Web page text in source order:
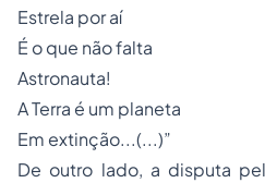
Estrela por aí
É o que não falta
Astronauta!
A Terra é um planeta
Em extinção...(...)”
De outro lado, a disputa